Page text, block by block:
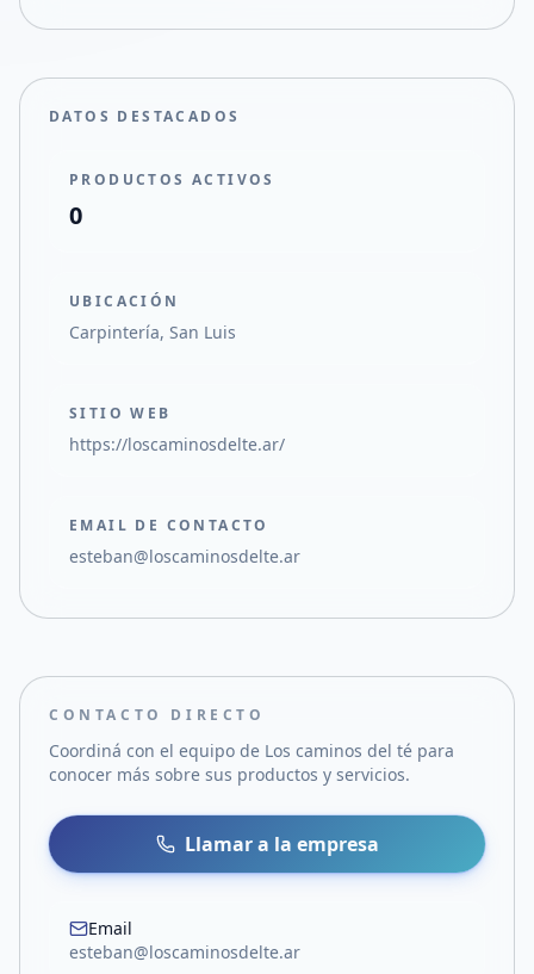
DATOS DESTACADOS
PRODUCTOS ACTIVOS
0
UBICACIÓN
Carpintería, San Luis
SITIO WEB
https://loscaminosdelte.ar/
EMAIL DE CONTACTO
esteban@loscaminosdelte.ar
CONTACTO DIRECTO
Coordiná con el equipo de Los caminos del té para
conocer más sobre sus productos y servicios.
Llamar a la empresa
Email
esteban@loscaminosdelte.ar